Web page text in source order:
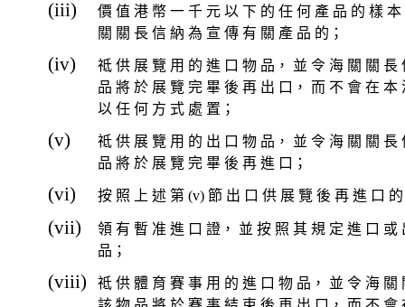
(iii)
價 值 港 幣 一 千 元 以 下 的 任 何 產 品 的 樣
關 關 長 信 納 為 宣 傳 有 關 產 品 的；
(iv)
祗 供 展 覽 用 的 進 口 物 品， 並 令 海 關 關 長
品 將 於 展 覽 完 畢 後 再 出 口， 而 不 會 在 本
以 任 何 方 式 處 置；
(v)
祗 供 展 覽 用 的 出 口 物 品， 並 令 海 關 關 長
品 將 於 展 覽 完 畢 後 再 進 口；
(vi) 按 照 上 述 第 (v) 節 出 口 供 展 覽 後 再 進 口
(vii)
領 有 暫 准 進 口 證， 並 按 照 其 規 定 進 口 或
品；
(viii)
祗 供 體 育 賽 事 用 的 進 口 物 品， 並 令 海 關